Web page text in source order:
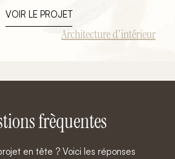
VOIR LE PROJET
Architecture d'intérieur
frèquentes
en tête ? Voici les réponses